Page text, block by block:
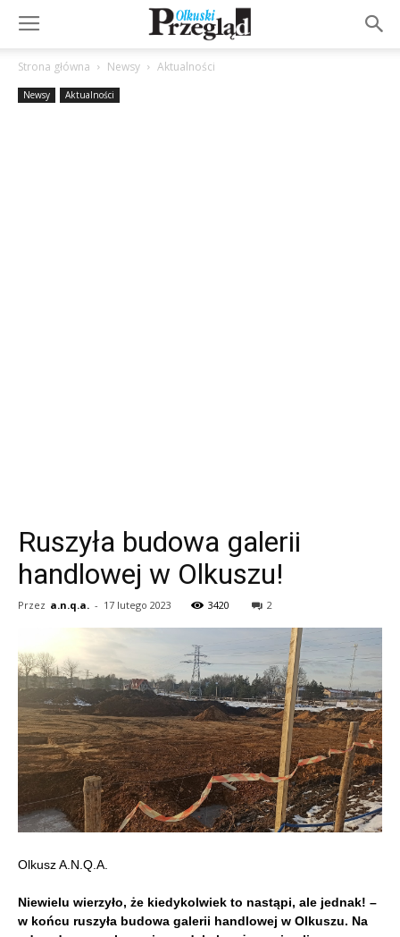
Strona główna Newsy Aktualności
Newsy Aktualności
Ruszyła budowa galerii
handlowej w Olkuszu!
Przez a.n.q.a. - 17 lutego 2023 3420 2
Olkusz A.N.Q.A.
Niewielu wierzyło, że kiedykolwiek to nastąpi, ale jednak! –
w końcu ruszyła budowa galerii handlowej w Olkuszu. Na